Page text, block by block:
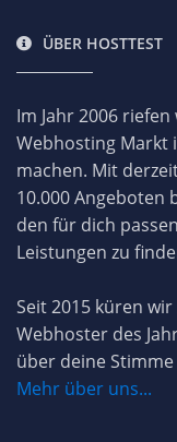
ÜBER HOSTTEST
Im Jahr 2006 riefen
Webhosting Markt
machen. Mit
10.000 Angeboten
den für dich
Leistungen zu
Seit 2015 küren
Webhoster des
über deine
Mehr über uns...